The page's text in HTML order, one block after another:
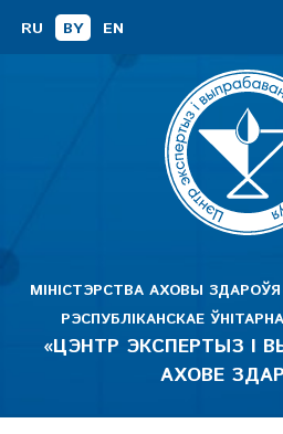
RU BY EN
МІНІСТЭРСТВА АХОВЫ
РЭСПУБЛІКАНСКАЕ
«ЦЭНТР ЭКСПЕРТЫЗ І
АХОВЕ